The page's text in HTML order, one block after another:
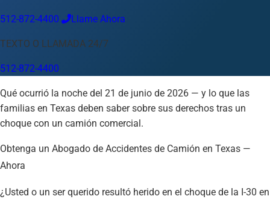
Austin 512-872-4400
Cambiar ubicación
Usar mi ubicación
El Paso
Fort Worth
512-872-4400 Llame Ahora
TEXTO O LLAMADA 24/7
512-872-4400
Qué ocurrió la noche del 21 de junio de 2026 — y lo que las
familias en Texas deben saber sobre sus derechos tras un
choque con un camión comercial.
Obtenga un Abogado de Accidentes de Camión en Texas —
Ahora
¿Usted o un ser querido resultó herido en el choque de la I-30 en